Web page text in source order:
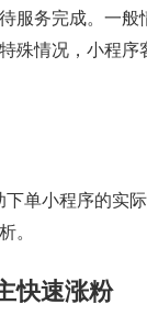
服务完成。一般
殊情况，小程序
单小程序的实
。
快速涨粉